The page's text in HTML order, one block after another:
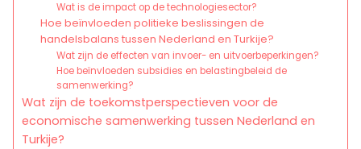
Wat is de impact op de technologiesector?
Hoe beïnvloeden politieke beslissingen de
handelsbalans tussen Nederland en Turkije?
Wat zijn de effecten van invoer- en uitvoerbeperkingen?
Hoe beïnvloeden subsidies en belastingbeleid de
samenwerking?
Wat zijn de toekomstperspectieven voor de
economische samenwerking tussen Nederland en
Turkije?